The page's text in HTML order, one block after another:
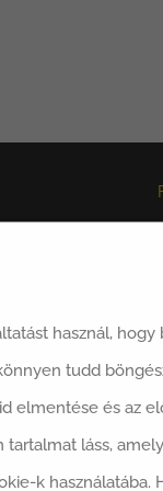
használ,
tudd
elmentése és az
tartalmat láss,
k